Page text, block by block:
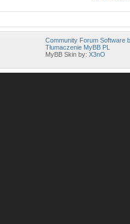
Community Forum Software
Tłumaczenie MyBB PL
MyBB Skin by:X3nO